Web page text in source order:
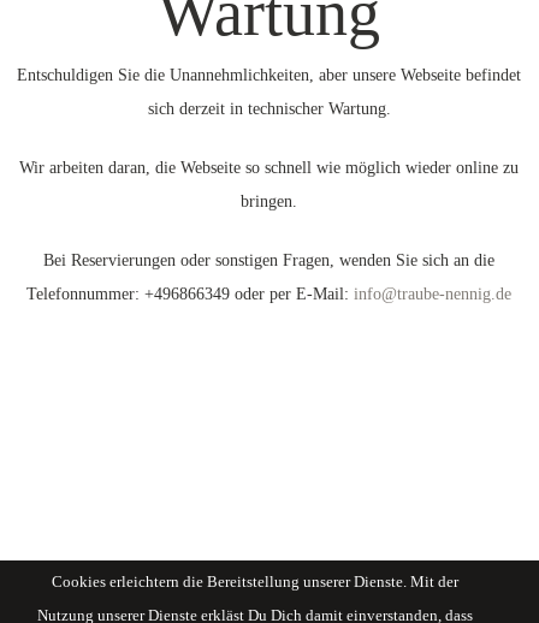
Entschuldigen Sie die Unannehmlichkeiten, aber unsere Webseite befindet
sich derzeit in technischer Wartung.
Wir arbeiten daran, die Webseite so schnell wie möglich wieder online zu
bringen.
Bei Reservierungen oder sonstigen Fragen, wenden Sie sich an die
Telefonnummer:+496866349 oder per E-Mail:info@traube-nennig.de
Cookies erleichtern die Bereitstellung unserer Dienste. Mit der
Nutzung unserer Dienste erkläst Du Dich damit einverstanden, dass